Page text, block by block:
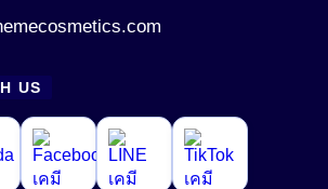
Repair
Agent
างชีวภาพ (Bio Actives)
ะลาย (Solubilizer)
มข้น (Thickerner)
มข้น ในน้ำยาปรับผ้านุ่ม (Fabric Softener)
US